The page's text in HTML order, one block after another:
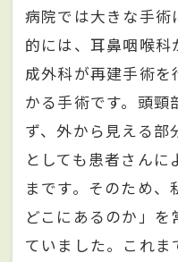
病院では大きな手
的には、耳鼻咽喉
成外科が再建手術
かる手術です。頭頸
ず、外から見える部
としても患者さん
まです。そのため
どこにあるのか」
ていました。これ